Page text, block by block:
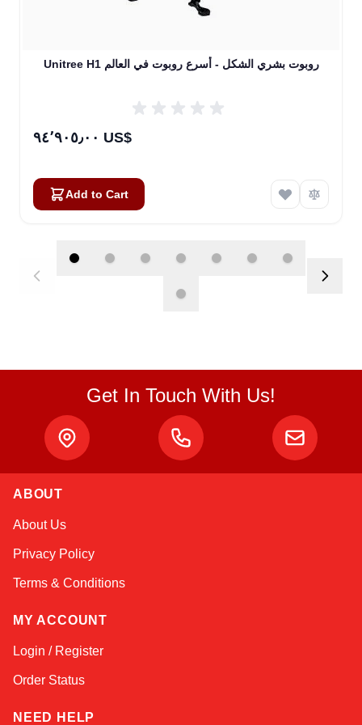
Unitree H1 روبوت بشري الشكل - أسرع روبوت في العالم
٩٤٬٩٠٥٫٠٠ US$
Add to Cart
Get In Touch With Us!
ABOUT
About Us
Privacy Policy
Terms & Conditions
MY ACCOUNT
Login / Register
Order Status
NEED HELP